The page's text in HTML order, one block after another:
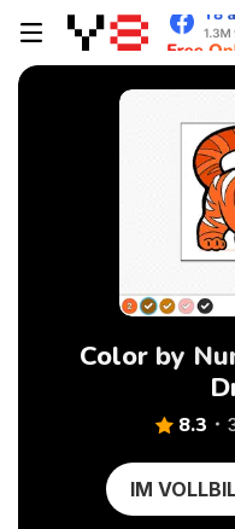
Color by
8.3
IM